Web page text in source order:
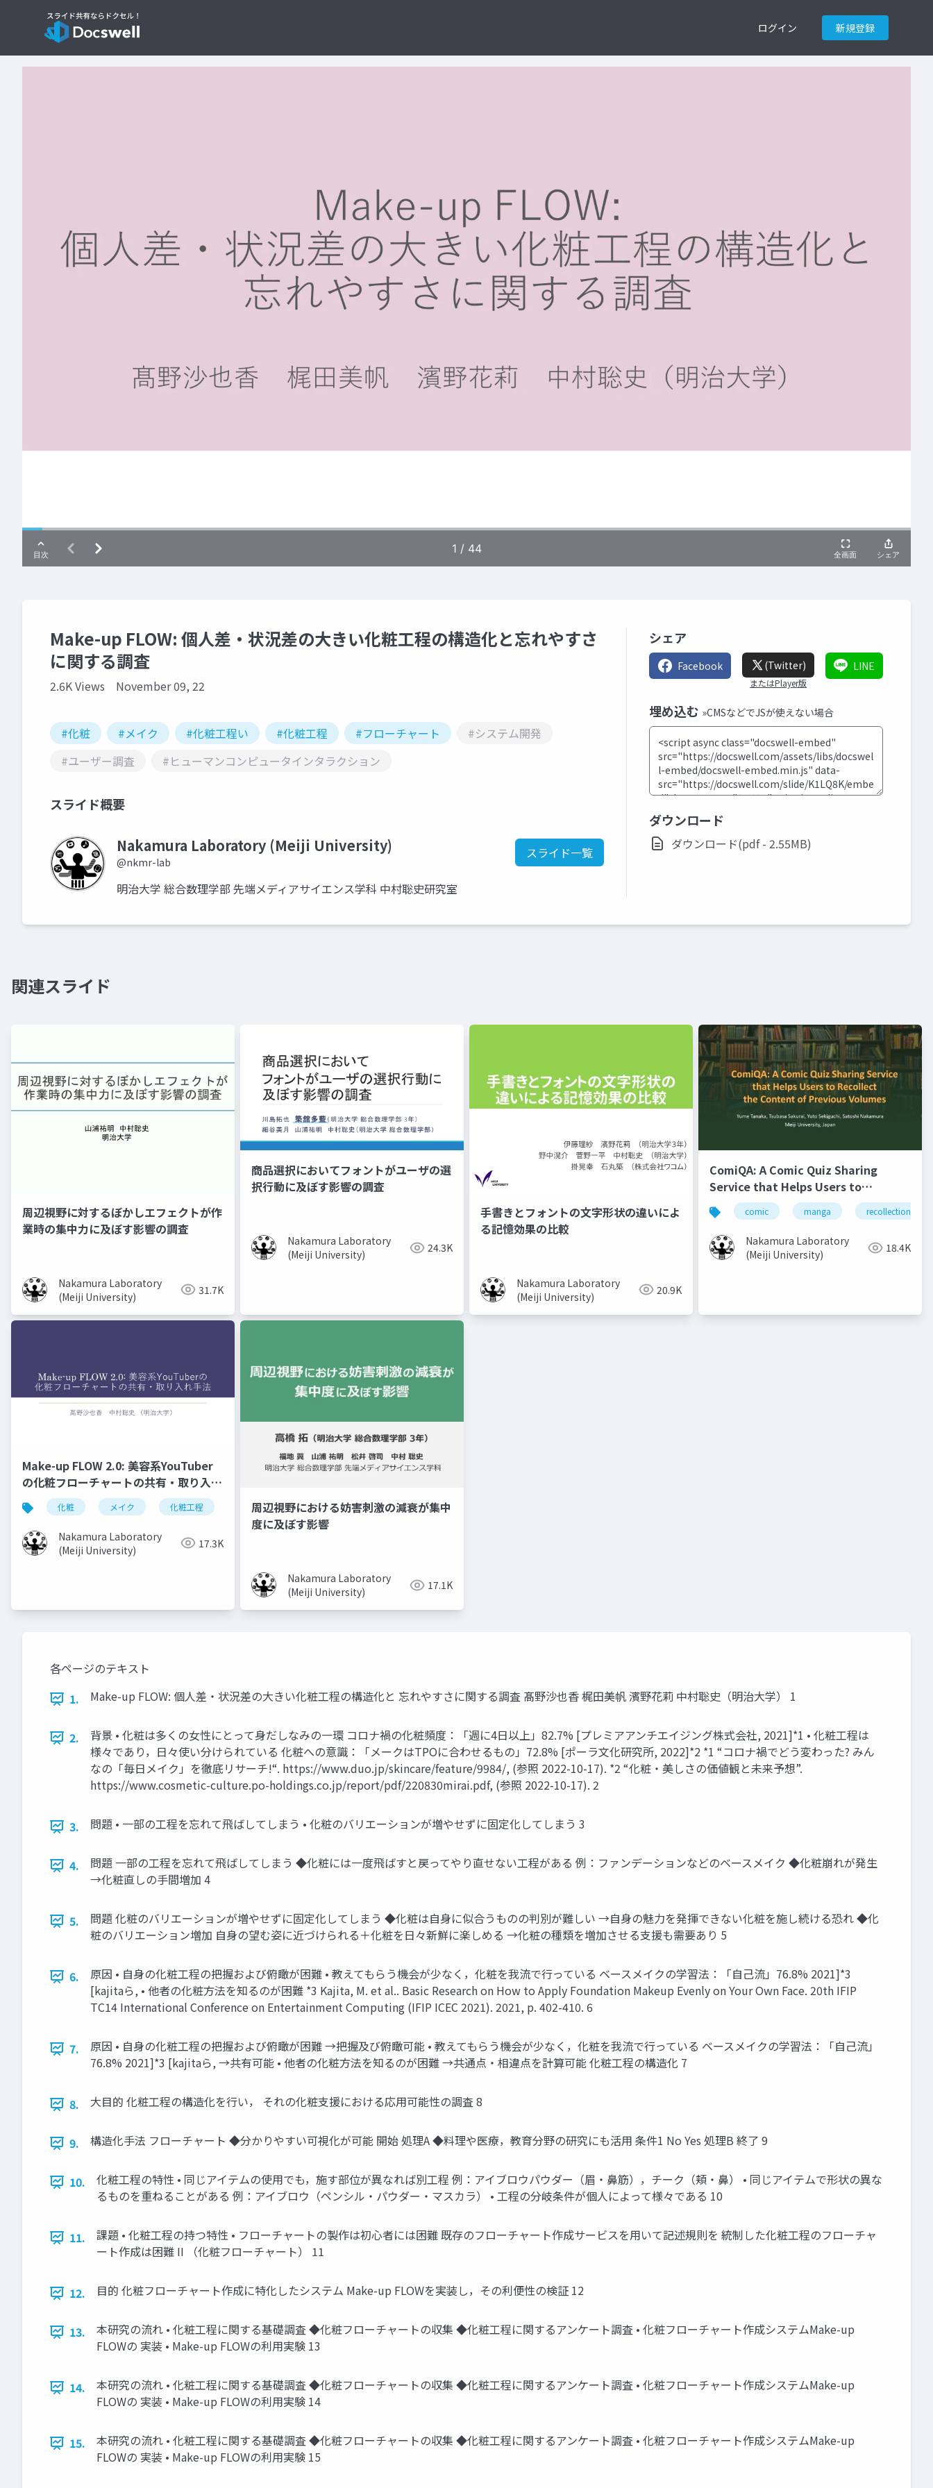
ログイン 新規登録
Make-up FLOW: 個人差・状況差の大きい化粧工程の構造化と忘れやすさ
に関する調査
2.6K Views November 09, 22
#化粧 #メイク #化粧工程い #化粧工程 #フローチャート
#システム開発
#ユーザー調査
#ヒューマンコンピュータインタラクション
スライド概要
Nakamura Laboratory (Meiji University)
@nkmr-lab
スライド一覧
明治大学 総合数理学部 先端メディアサイエンス学科 中村聡史研究室
シェア
Facebook (Twitter)
またはPlayer版
LINE
埋め込む »CMSなどでJSが使えない場合
ダウンロード
ダウンロード(pdf - 2.55MB)
関連スライド
周辺視野に対するぼかしエフェクトが作
業時の集中力に及ぼす影響の調査
Nakamura Laboratory
(Meiji University)
31.7K
商品選択においてフォントがユーザの選
択行動に及ぼす影響の調査
Nakamura Laboratory
(Meiji University)
24.3K
手書きとフォントの文字形状の違いによ
る記憶効果の比較
Nakamura Laboratory
(Meiji University)
20.9K
ComiQA: A Comic Quiz Sharing
Service that Helps Users to
Recollect the Content of Previous
Volumes
comic manga recollection
Nakamura Laboratory
(Meiji University)
18.4K
Make-up FLOW 2.0: 美容系YouTuber
の化粧フローチャートの共有・取り入れ
手法
化粧 メイク 化粧工程 フローチャート 美容系youtuber 取り入れ
Nakamura Laboratory
(Meiji University)
17.3K
周辺視野における妨害刺激の減衰が集中
度に及ぼす影響
Nakamura Laboratory
(Meiji University)
17.1K
各ページのテキスト
1.
Make-up FLOW: 個人差・状況差の大きい化粧工程の構造化と 忘れやすさに関する調査 髙野沙也香 梶田美帆 濱野花莉 中村聡史（明治大学） 1
2.
背景 • 化粧は多くの女性にとって身だしなみの一環 コロナ禍の化粧頻度：「週に4日以上」82.7% [プレミアアンチエイジング株式会社, 2021]*1 • 化粧工程は
様々であり，日々使い分けられている 化粧への意識：「メークはTPOに合わせるもの」72.8% [ポーラ文化研究所, 2022]*2 *1 “コロナ禍でどう変わった? みん
なの「毎日メイク」を徹底リサーチ!“. https://www.duo.jp/skincare/feature/9984/, (参照 2022-10-17). *2 “化粧・美しさの価値観と未来予想”.
https://www.cosmetic-culture.po-holdings.co.jp/report/pdf/220830mirai.pdf, (参照 2022-10-17). 2
3. 問題 • 一部の工程を忘れて飛ばしてしまう • 化粧のバリエーションが増やせずに固定化してしまう 3
4.
問題 一部の工程を忘れて飛ばしてしまう ◆化粧には一度飛ばすと戻ってやり直せない工程がある 例：ファンデーションなどのベースメイク ◆化粧崩れが発生
→化粧直しの手間増加 4
5.
問題 化粧のバリエーションが増やせずに固定化してしまう ◆化粧は自身に似合うものの判別が難しい →自身の魅力を発揮できない化粧を施し続ける恐れ ◆化
粧のバリエーション増加 自身の望む姿に近づけられる＋化粧を日々新鮮に楽しめる →化粧の種類を増加させる支援も需要あり 5
6.
原因 • 自身の化粧工程の把握および俯瞰が困難 • 教えてもらう機会が少なく，化粧を我流で行っている ベースメイクの学習法：「自己流」76.8% 2021]*3
[kajitaら, • 他者の化粧方法を知るのが困難 *3 Kajita, M. et al.. Basic Research on How to Apply Foundation Makeup Evenly on Your Own Face. 20th IFIP
TC14 International Conference on Entertainment Computing (IFIP ICEC 2021). 2021, p. 402-410. 6
7.
原因 • 自身の化粧工程の把握および俯瞰が困難 →把握及び俯瞰可能 • 教えてもらう機会が少なく，化粧を我流で行っている ベースメイクの学習法：「自己流」
76.8% 2021]*3 [kajitaら, →共有可能 • 他者の化粧方法を知るのが困難 →共通点・相違点を計算可能 化粧工程の構造化 7
8. 大目的 化粧工程の構造化を行い， それの化粧支援における応用可能性の調査 8
9. 構造化手法 フローチャート ◆分かりやすい可視化が可能 開始 処理A ◆料理や医療，教育分野の研究にも活用 条件1 No Yes 処理B 終了 9
10.
化粧工程の特性 • 同じアイテムの使用でも，施す部位が異なれば別工程 例：アイブロウパウダー（眉・鼻筋），チーク（頬・鼻） • 同じアイテムで形状の異な
るものを重ねることがある 例：アイブロウ（ペンシル・パウダー・マスカラ） • 工程の分岐条件が個人によって様々である 10
11.
課題 • 化粧工程の持つ特性 • フローチャートの製作は初心者には困難 既存のフローチャート作成サービスを用いて記述規則を 統制した化粧工程のフローチャ
ート作成は困難 II （化粧フローチャート） 11
12. 目的 化粧フローチャート作成に特化したシステム Make-up FLOWを実装し，その利便性の検証 12
13.
本研究の流れ • 化粧工程に関する基礎調査 ◆化粧フローチャートの収集 ◆化粧工程に関するアンケート調査 • 化粧フローチャート作成システムMake-up
FLOWの 実装 • Make-up FLOWの利用実験 13
14.
本研究の流れ • 化粧工程に関する基礎調査 ◆化粧フローチャートの収集 ◆化粧工程に関するアンケート調査 • 化粧フローチャート作成システムMake-up
FLOWの 実装 • Make-up FLOWの利用実験 14
15.
本研究の流れ • 化粧工程に関する基礎調査 ◆化粧フローチャートの収集 ◆化粧工程に関するアンケート調査 • 化粧フローチャート作成システムMake-up
FLOWの 実装 • Make-up FLOWの利用実験 15